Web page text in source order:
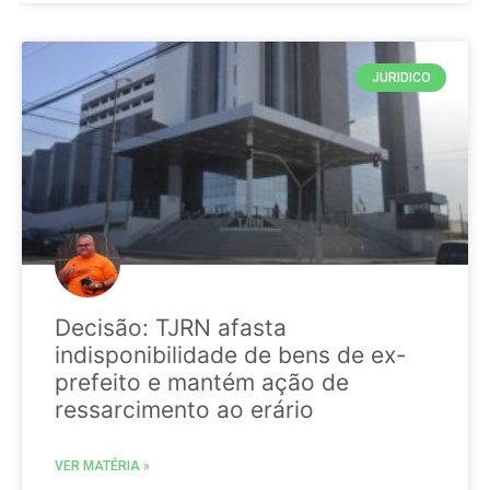
JURIDICO
Decisão: TJRN afasta
indisponibilidade de bens de ex-
prefeito e mantém ação de
ressarcimento ao erário
VER MATÉRIA »